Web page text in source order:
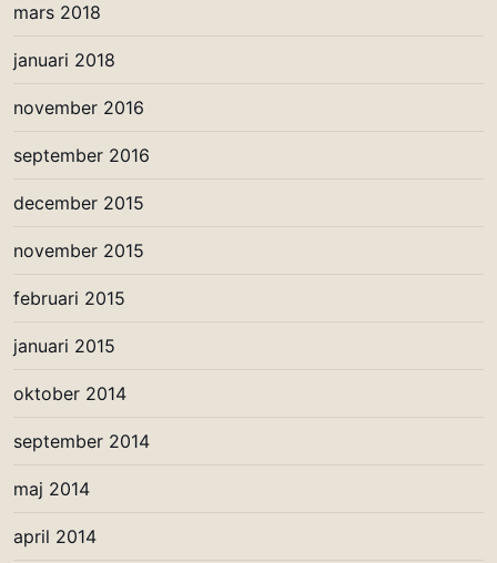
mars 2018
januari 2018
november 2016
september 2016
december 2015
november 2015
februari 2015
januari 2015
oktober 2014
september 2014
maj 2014
april 2014